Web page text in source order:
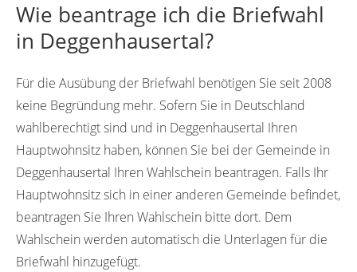
Wie beantrage ich die Briefwahl
in Deggenhausertal?
Für die Ausübung der Briefwahl benötigen Sie seit 2008
keine Begründung mehr. Sofern Sie in Deutschland
wahlberechtigt sind und in Deggenhausertal Ihren
Hauptwohnsitz haben, können Sie bei der Gemeinde in
Deggenhausertal Ihren Wahlschein beantragen. Falls Ihr
Hauptwohnsitz sich in einer anderen Gemeinde befindet,
beantragen Sie Ihren Wahlschein bitte dort. Dem
Wahlschein werden automatisch die Unterlagen für die
Briefwahl hinzugefügt.